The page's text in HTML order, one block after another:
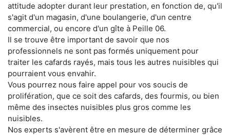
attitude adopter durant leur prestation, en fonction de, qu'il
s'agit d'un magasin, d'une boulangerie, d'un centre
commercial, ou encore d'un gîte à Peille 06.
Il se trouve être important de savoir que nos
professionnels ne sont pas formés uniquement pour
traiter les cafards rayés, mais tous les autres nuisibles qui
pourraient vous envahir.
Vous pourrez nous faire appel pour vos soucis de
prolifération, que ce soit des cafards, des fourmis, ou bien
même des insectes nuisibles plus gros comme les
nuisibles.
Nos experts s'avèrent être en mesure de déterminer grâce